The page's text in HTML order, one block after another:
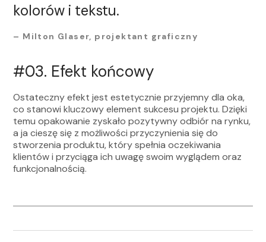
kolorów i tekstu.
– Milton Glaser, projektant graficzny
#03. Efekt końcowy
Ostateczny efekt jest estetycznie przyjemny dla oka,
co stanowi kluczowy element sukcesu projektu. Dzięki
temu opakowanie zyskało pozytywny odbiór na rynku,
a ja cieszę się z możliwości przyczynienia się do
stworzenia produktu, który spełnia oczekiwania
klientów i przyciąga ich uwagę swoim wyglądem oraz
funkcjonalnością.